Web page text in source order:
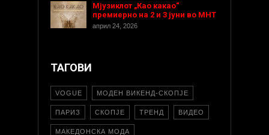
Мјузиклот „Као какао“
премиерно на 2 и 3 јуни во МНТ
април 24, 2026
ТАГОВИ
VOGUE МОДЕН ВИКЕНД-СКОПЈЕ
ПАРИЗ СКОПЈЕ ТРЕНД ВИДЕО
МАКЕДОНСКА МОДА